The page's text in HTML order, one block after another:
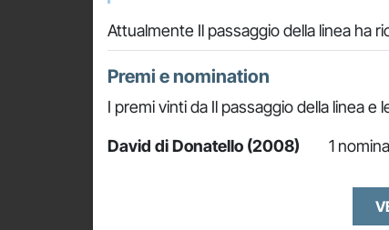
Attualmente Il passaggio della linea ha
Premi e nomination
I premi vinti da Il passaggio della linea e
David di Donatello (2008) 1